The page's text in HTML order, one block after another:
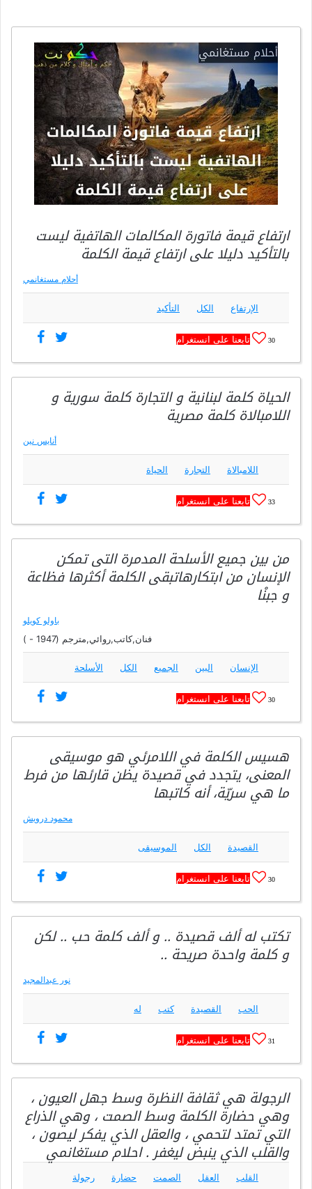
ارتفاع قيمة فاتورة المكالمات الهاتفية ليست
بالتأكيد دليلا على ارتفاع قيمة الكلمة
أحلام مستغانمي
الإرتفاع الكل التأكيد
30 تابعنا على انستغرام
الحياة كلمة لبنانية و التجارة كلمة سورية و
اللامبالاة كلمة مصرية
أنايس نين
اللامبالاة التجارة الحياة
33 تابعنا على انستغرام
من بين جميع الأسلحة المدمرة التى تمكن
الإنسان من ابتكارهاتبقى الكلمة أكثرها فظاعة
و جبنْا
باولو كويلو
فنان,كاتب,روائي,مترجم (1947 - )
الإنسان البين الجميع الكل الأسلحة
30 تابعنا على انستغرام
هسيس الكلمة في اللامرئي هو موسيقى
المعنى، يتجدد في قصيدة يظن قارئها من فرط
ما هي سريّة، أنه كاتبها
محمود درويش
القصيدة الكل الموسيقى
30 تابعنا على انستغرام
تكتب له ألف قصيدة .. و ألف كلمة حب .. لكن
و كلمة واحدة صريحة ..
نور عبدالمجيد
الحب القصيدة كتب له
31 تابعنا على انستغرام
الرجولة هي ثقافة النظرة وسط جهل العيون ،
وهي حضارة الكلمة وسط الصمت ، وهي الذراع
التي تمتد لتحمي ، والعقل الذي يفكر ليصون ،
والقلب الذي ينبض ليغفر . احلام مستغانمي
القلب العقل الصمت حضارة
رجولة